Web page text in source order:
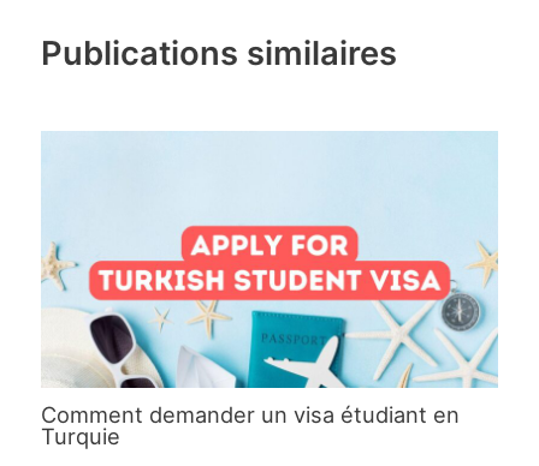
Publications similaires
Comment demander un visa étudiant en
Turquie